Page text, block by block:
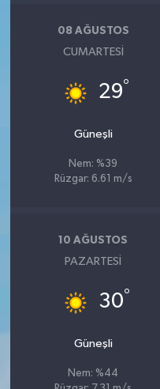
08 AĞUSTOS
CUMARTESI
29°
Güneşli
Nem: %39
Rüzgar: 6.61 m/s
10 AĞUSTOS
PAZARTESI
30°
Güneşli
Nem: %44